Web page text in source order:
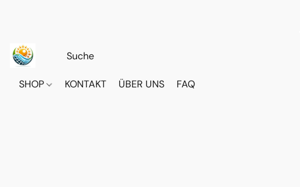
SHOP KONTAKT ÜBER UNS FAQ